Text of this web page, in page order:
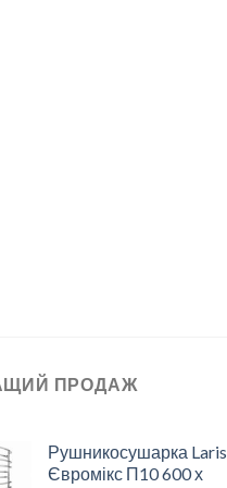
ПРОДАЖ
Рушникосушарка Laris
Євромікс П10 600 х